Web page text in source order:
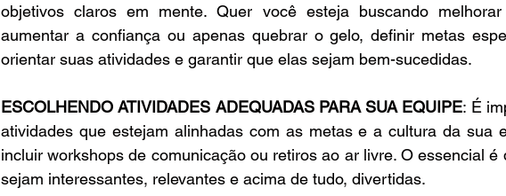
objetivos claros em mente. Quer você esteja buscando melhorar
aumentar a confiança ou apenas quebrar o gelo, definir metas
orientar suas atividades e garantir que elas sejam bem-sucedidas.
ESCOLHENDO ATIVIDADES ADEQUADAS PARA SUA EQUIPE: É
atividades que estejam alinhadas com as metas e a cultura da sua
incluir workshops de comunicação ou retiros ao ar livre. O essencial é
sejam interessantes, relevantes e acima de tudo, divertidas.